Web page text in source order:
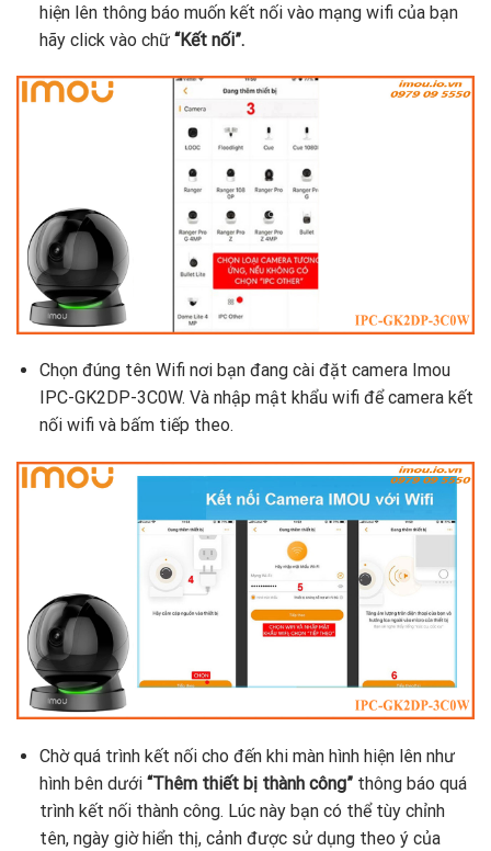
hiện lên thông báo muốn kết nối vào mạng wifi của bạn
hãy click vào chữ “Kết nối”.
Chọn đúng tên Wifi nơi bạn đang cài đặt camera Imou
IPC-GK2DP-3C0W. Và nhập mật khẩu wifi để camera kết
nối wifi và bấm tiếp theo.
Chờ quá trình kết nối cho đến khi màn hình hiện lên như
hình bên dưới “Thêm thiết bị thành công”thông báo quá
trình kết nối thành công. Lúc này bạn có thể tùy chỉnh
tên, ngày giờ hiển thị, cảnh được sử dụng theo ý của